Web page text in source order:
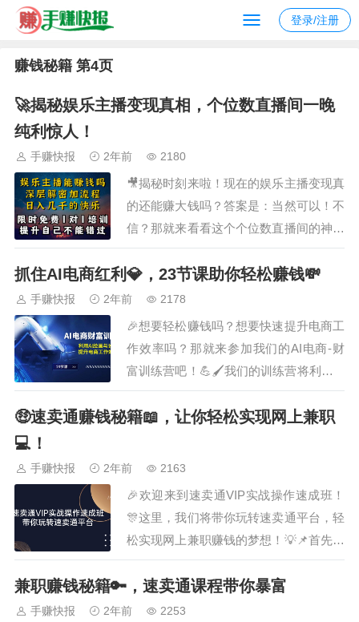
登录/注册
赚钱秘籍 第4页
🚀揭秘娱乐主播变现真相，个位数直播间一晚
纯利惊人！
手赚快报 2年前 2180
🎥揭秘时刻来啦！现在的娱乐主播变现真
的还能赚大钱吗？答案是：当然可以！不
信？那就来看看这个个位数直播间的神奇
变现之旅吧！🤩🌟首先，你得有个独特的
直播内容，吸引观众的眼球。无论是唱歌
跳舞还是搞笑段子，只要你的表演足够精
彩，观众就会买单！👏🔥其次，互动是关
键！你得让观众感受到你的热情和真诚，
这样才能让他…
抓住AI电商红利💎，23节课助你轻松赚钱💸
手赚快报 2年前 2178
🎉想要轻松赚钱吗？想要快速提升电商工
作效率吗？那就来参加我们的AI电商-财
富训练营吧！💪🖌️我们的训练营将利用AI
绘画与设计，让你轻松掌握电商的核心技
能。无论你是零基础还是想弯道超车，我
纷呈的课程，你将学会如何运用AI技术提
🚀…
🤑速卖通赚钱秘籍📖，让你轻松实现网上兼职
💻！
手赚快报 2年前 2163
🎉欢迎来到速卖通VIP实战操作速成班！
🎊这里，我们将带你玩转速卖通平台，轻
松实现网上兼职赚钱的梦想！💡📌首先，
我们会深入解析速卖通平台的运营模式和
赚钱机制，让你快速掌握赚钱的核心秘
诀。🔍📚接下来，我们将为你提供一系列
兼职赚钱秘籍🔑，速卖通课程带你暴富
手赚快报 2年前 2253